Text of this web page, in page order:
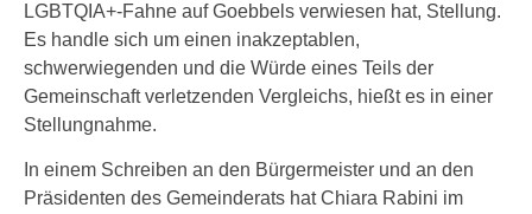
LGBTQIA+-Fahne auf Goebbels verwiesen hat, Stellung.
Es handle sich um einen inakzeptablen,
schwerwiegenden und die Würde eines Teils der
Gemeinschaft verletzenden Vergleichs, hießt es in einer
Stellungnahme.
In einem Schreiben an den Bürgermeister und an den
Präsidenten des Gemeinderats hat Chiara Rabini im